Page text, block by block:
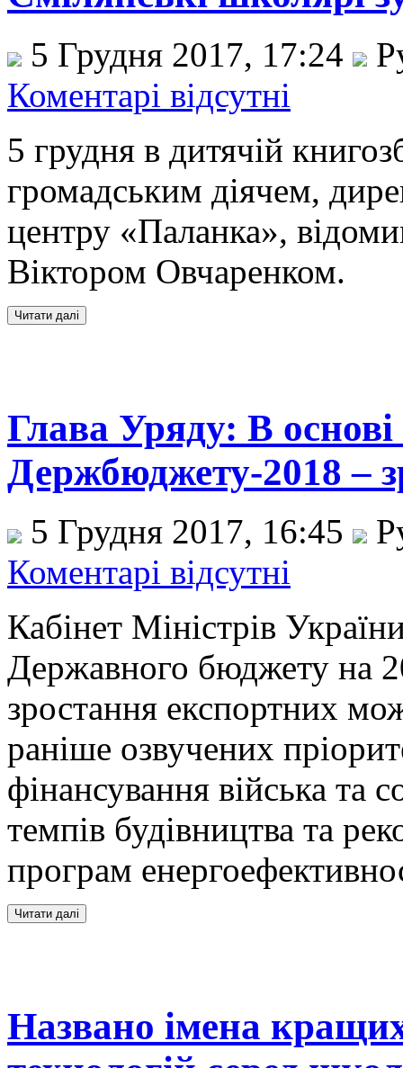
5 Грудня 2017, 17:24
Коментарі відсутні
5 грудня в дитячій
громадським діячем,
центру «Паланка»,
Віктором Овчаренком.
Глава Уряду: В
Держбюджету-2018 –
5 Грудня 2017, 16:45
Коментарі відсутні
Кабінет Міністрів
Державного бюджету на
зростання експортних
раніше озвучених
фінансування війська та
темпів будівництва та
програм
Названо імена